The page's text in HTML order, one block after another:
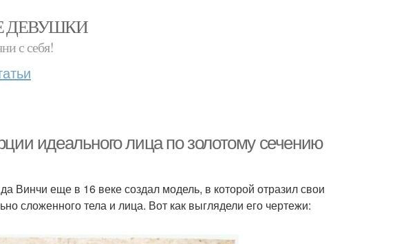
ДЕВУШКИ
с себя!
идеального лица по золотому сечению
Винчи еще в 16 веке создал модель, в которой отразил свои
сложенного тела и лица. Вот как выглядели его чертежи: